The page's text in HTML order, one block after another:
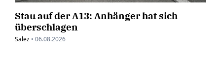
Stau auf der A13: Anhänger hat sich
überschlagen
Salez • 06.08.2026